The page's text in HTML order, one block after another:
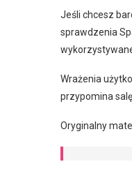
Jeśli chcesz
sprawdzenia
Wrażenia
przypomina
Oryginalny